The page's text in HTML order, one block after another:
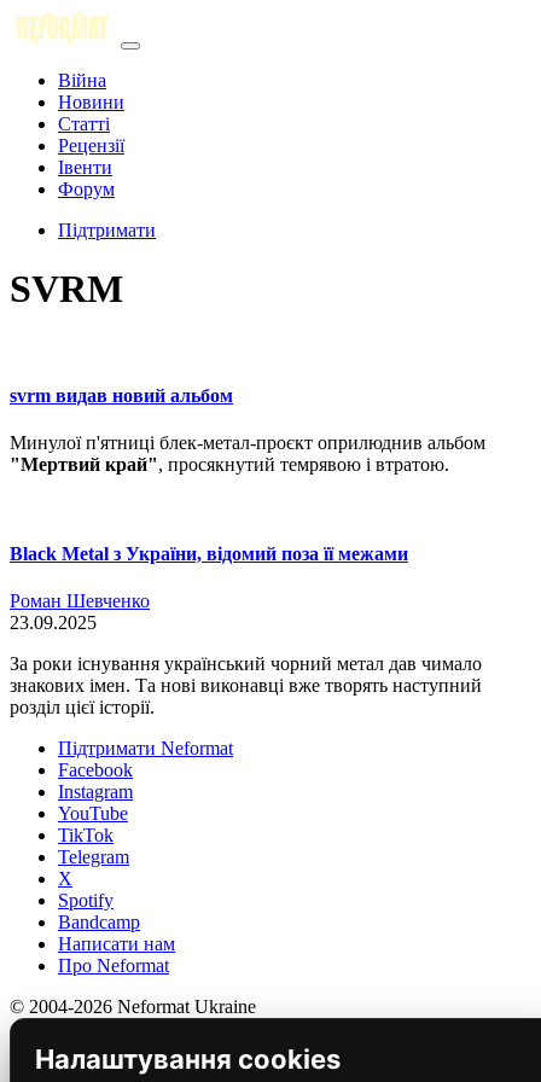
Війна
Новини
Статті
Рецензії
Івенти
Форум
Підтримати
SVRM
svrm видав новий альбом
Минулої п'ятниці блек-метал-проєкт оприлюднив альбом
"Мертвий край", просякнутий темрявою і втратою.
Black Metal з України, відомий поза її межами
Роман Шевченко
23.09.2025
За роки існування український чорний метал дав чимало
знакових імен. Та нові виконавці вже творять наступний
розділ цієї історії.
Підтримати Neformat
Facebook
Instagram
YouTube
TikTok
Telegram
X
Spotify
Bandcamp
Написати нам
Про Neformat
© 2004-2026 Neformat Ukraine
Налаштування cookies